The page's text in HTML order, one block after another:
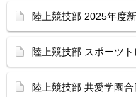
陸上競技部 2025年度
陸上競技部 スポーツ
陸上競技部 共愛学園合